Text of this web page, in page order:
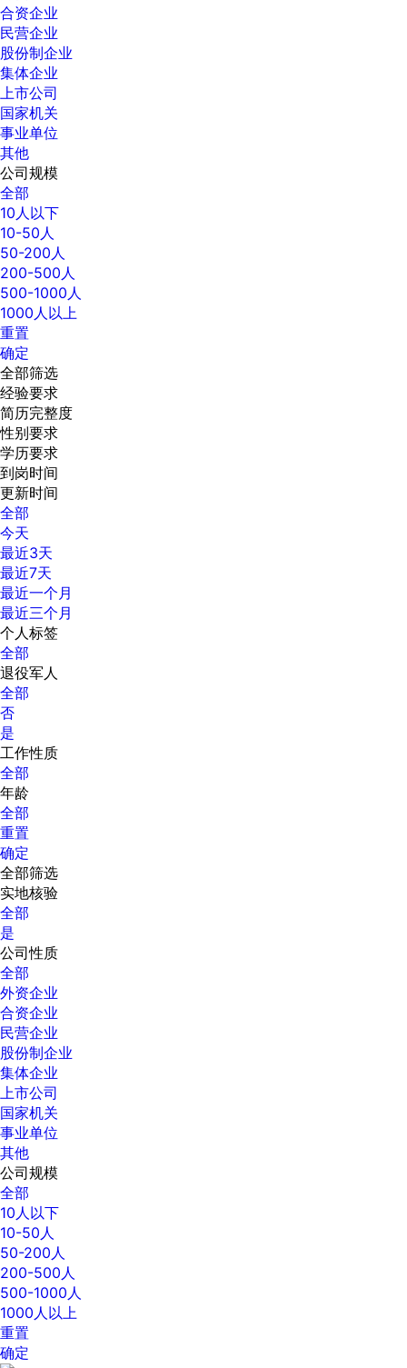
合资企业
民营企业
股份制企业
集体企业
上市公司
国家机关
事业单位
其他
公司规模
全部
10人以下
10-50人
50-200人
200-500人
500-1000人
1000人以上
重置
确定
全部筛选
经验要求
简历完整度
性别要求
学历要求
到岗时间
更新时间
全部
今天
最近3天
最近7天
最近一个月
最近三个月
个人标签
全部
退役军人
全部
否
是
工作性质
全部
年龄
全部
重置
确定
全部筛选
实地核验
全部
是
公司性质
全部
外资企业
合资企业
民营企业
股份制企业
集体企业
上市公司
国家机关
事业单位
其他
公司规模
全部
10人以下
10-50人
50-200人
200-500人
500-1000人
1000人以上
重置
确定